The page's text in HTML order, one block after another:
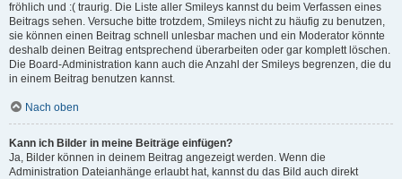
fröhlich und :( traurig. Die Liste aller Smileys kannst du beim Verfassen eines
Beitrags sehen. Versuche bitte trotzdem, Smileys nicht zu häufig zu benutzen,
sie können einen Beitrag schnell unlesbar machen und ein Moderator könnte
deshalb deinen Beitrag entsprechend überarbeiten oder gar komplett löschen.
Die Board-Administration kann auch die Anzahl der Smileys begrenzen, die du
in einem Beitrag benutzen kannst.
Nach oben
Kann ich Bilder in meine Beiträge einfügen?
Ja, Bilder können in deinem Beitrag angezeigt werden. Wenn die
Administration Dateianhänge erlaubt hat, kannst du das Bild auch direkt